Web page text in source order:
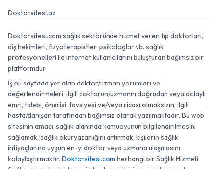
Doktorsitesi.az
Doktorsitesi.com sağlık sektöründe hizmet veren tıp doktorları,
diş hekimleri, fizyoterapistler, psikologlar vb. sağlık
profesyonelleri ile internet kullanıcılarını buluşturan bağımsız bir
platformdur.
İş bu sayfada yer alan doktor/uzman yorumları ve
değerlendirmeleri, ilgili doktorun/uzmanın doğrudan veya dolaylı
emri, talebi, önerisi, tavsiyesi ve/veya ricası olmaksızın, ilgili
hasta/danışan tarafından bağımsız olarak yazılmaktadır. Bu web
sitesinin amacı, sağlık alanında kamuoyunun bilgilendirilmesini
sağlamak, sağlık okuryazarlığını artırmak, kişilerin sağlık
ihtiyaçlarına uygun en iyi doktor veya uzmana ulaşmasını
kolaylaştırmaktır. Doktorsitesi.com herhangi bir Sağlık Hizmeti